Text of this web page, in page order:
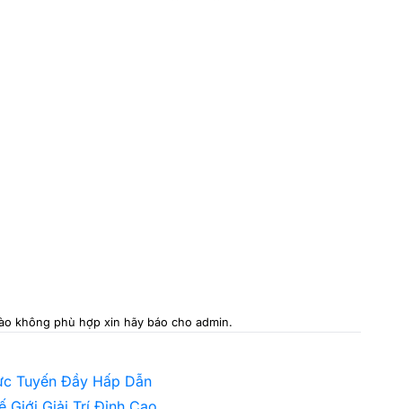
không phù hợp xin hãy báo cho admin.
Tuyến Đầy Hấp Dẫn